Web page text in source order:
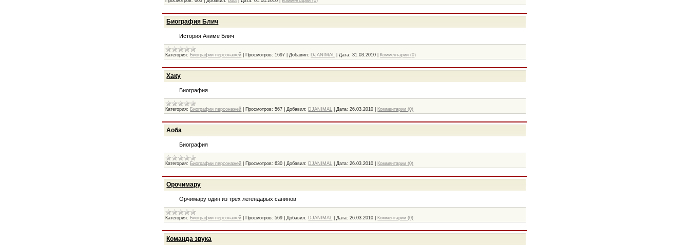
Биография Блич
История Аниме Блич
Категория: Биографии персонажей Просмотров: 1697 |Добавил: DJANIMAL |Дата: 31.03.2010 Комментарии (0)
Хаку
Биография
Категория: Биографии персонажей Просмотров: 567 |Добавил: DJANIMAL |Дата: 26.03.2010 Комментарии (0)
Аоба
Биография
Категория: Биографии персонажей Просмотров: 630 |Добавил: DJANIMAL |Дата: 26.03.2010 Комментарии (0)
Орочимару
Орчимару один из трех легендарых санинов
Категория: Биографии персонажей Просмотров: 569 |Добавил: DJANIMAL |Дата: 26.03.2010 Комментарии (0)
Команда звука